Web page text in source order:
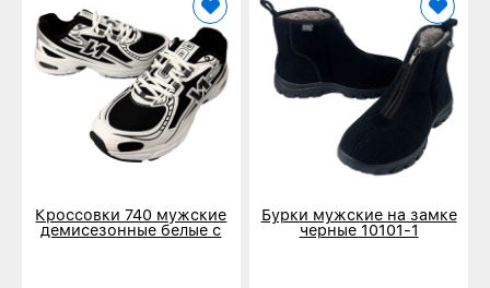
Кроссовки 740 мужские
демисезонные белые с
Бурки мужские на замке
черные 10101-1